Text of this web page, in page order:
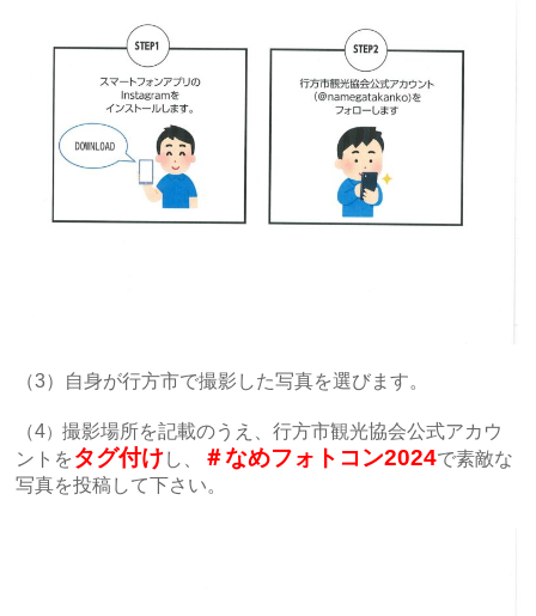
（3）自身が行方市で撮影した写真を選びます。
（4）撮影場所を記載のうえ、行方市観光協会公式アカウ
ントを タグ付けし、 ＃なめフォトコン2024で素敵な
写真を投稿して下さい。